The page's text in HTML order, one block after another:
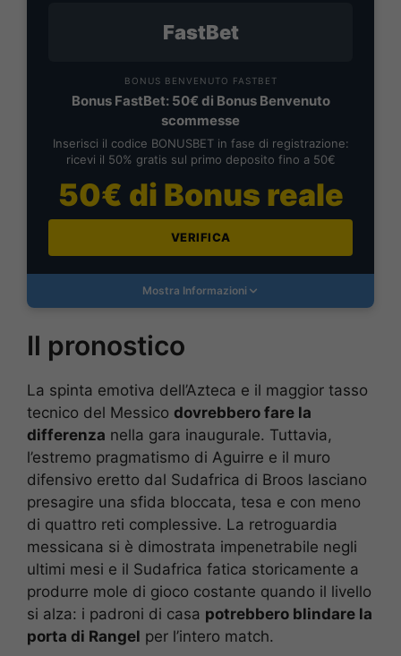
FastBet
BONUS BENVENUTO FASTBET
Bonus FastBet: 50€ di Bonus Benvenuto
scommesse
Inserisci il codice BONUSBET in fase di registrazione:
ricevi il 50% gratis sul primo deposito fino a 50€
50€ di Bonus reale
VERIFICA
Mostra Informazioni
Il pronostico
La spinta emotiva dell’Azteca e il maggior tasso
tecnico del Messico dovrebbero fare la
differenza nella gara inaugurale. Tuttavia,
l’estremo pragmatismo di Aguirre e il muro
difensivo eretto dal Sudafrica di Broos lasciano
presagire una sfida bloccata, tesa e con meno
di quattro reti complessive. La retroguardia
messicana si è dimostrata impenetrabile negli
ultimi mesi e il Sudafrica fatica storicamente a
produrre mole di gioco costante quando il livello
si alza: i padroni di casa potrebbero blindare la
porta di Rangel per l’intero match.